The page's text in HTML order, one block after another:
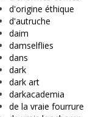
d'origine éthique
d'autruche
daim
damselflies
dans
dark
dark art
darkacademia
de la vraie fourrure